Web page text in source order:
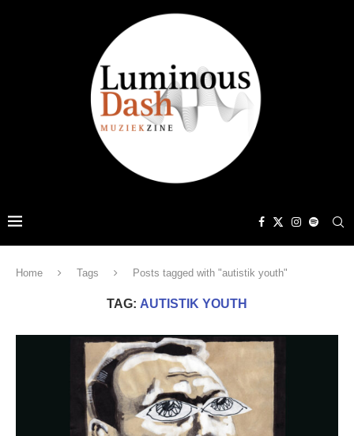
Home Tags Posts tagged with "autistik youth"
TAG: AUTISTIK YOUTH